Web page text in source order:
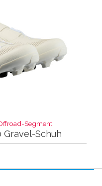
Segment:
Gravel-Schuh